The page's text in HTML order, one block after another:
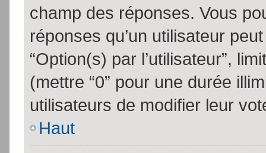
champ des réponses. Vous
réponses qu’un utilisateur
“Option(s) par l’utilisateur”,
(mettre “0” pour une durée
utilisateurs de modifier leur
Haut